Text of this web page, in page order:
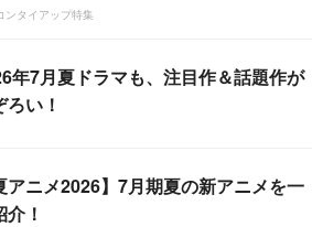
ンタイアップ特集
年7月夏ドラマも、注目作＆話題作が
ろい！
アニメ2026】7月期夏の新アニメを一
！